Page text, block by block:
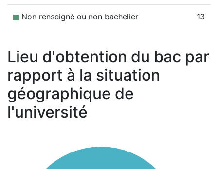
Non renseigné ou non bachelier 13
Lieu d'obtention du bac par
rapport à la situation
géographique de
l'université